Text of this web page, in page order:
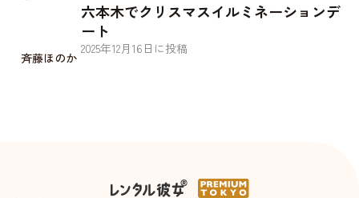
斉藤ほのか
六本木でクリスマスイルミネーションデ
ート
2025年12月 16 日に投稿